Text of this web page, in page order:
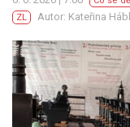
ZL
Autor: Kateřina